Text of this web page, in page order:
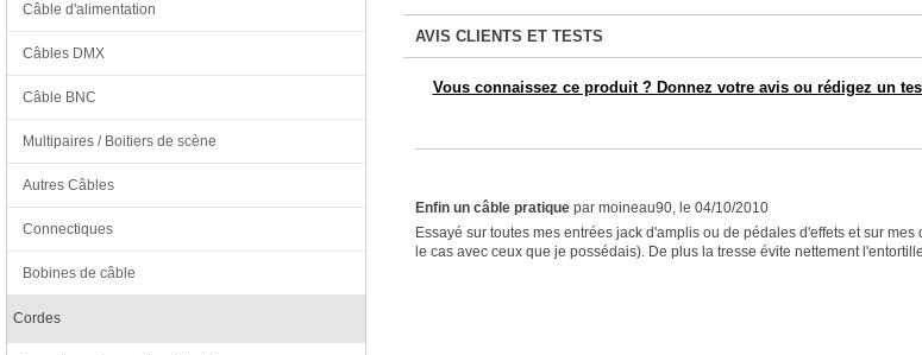
AVIS CLIENTS ET TESTS
Vous connaissez ce produit ? Donnez votre avis ou rédigez un
Enfin un câble pratiquepar moineau90, le 04/10/2010
Essayé sur toutes mes entrées jack d'amplis ou de pédales d'effets et sur
le cas avec ceux que je possédais). De plus la tresse évite nettement
Câble d'alimentation
Câbles DMX
Câble BNC
Multipaires / Boitiers de scène
Autres Câbles
Connectiques
Bobines de câble
Cordes